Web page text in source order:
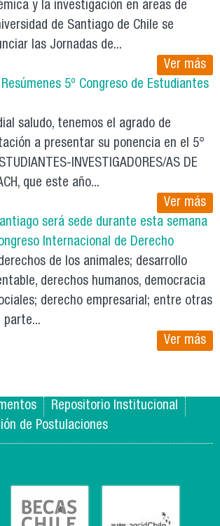
y la investigación en áreas de
de Santiago de Chile se
las Jornadas de...
Ver más
5º Congreso de Estudiantes
saludo, tenemos el agrado de
a presentar su ponencia en el 5°
INVESTIGADORES/AS DE
que este año...
Ver más
será sede durante esta semana
Internacional de Derecho
de los animales; desarrollo
derechos humanos, democracia
derecho empresarial; entre otras
parte...
Ver más
Repositorio Institucional
de Postulaciones